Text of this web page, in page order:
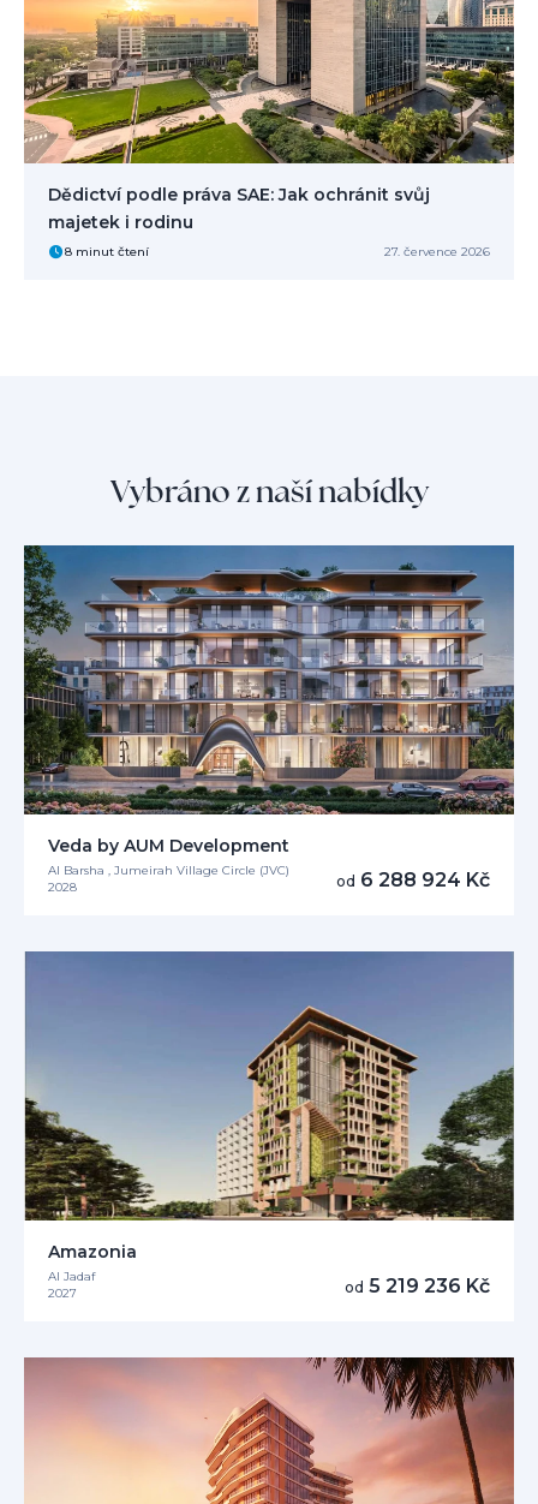
Dědictví podle práva SAE: Jak ochránit svůj
majetek i rodinu
8 minut čtení 27. července 2026
Vybráno z naší nabídky
Veda by AUM Development
Al Barsha , Jumeirah Village Circle (JVC)
2028
od 6 288 924 Kč
Amazonia
Al Jadaf
2027
od 5 219 236 Kč